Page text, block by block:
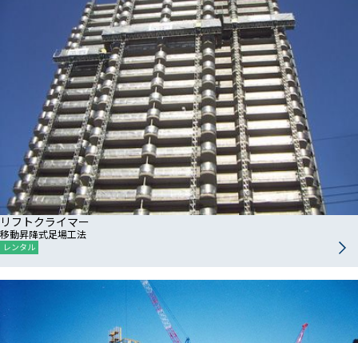
リフトクライマー
移動昇降式足場工法
レンタル